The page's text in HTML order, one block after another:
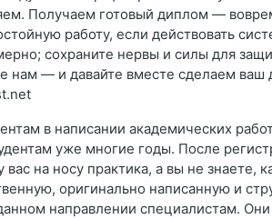
Получаем готовый диплом —
работу, если действовать
сохраните нервы и силы для
нам — и давайте вместе сделаем
в написании академических
уже многие годы. После
на носу практика, а вы не знаете,
оригинально написанную и
направлении специалистам.